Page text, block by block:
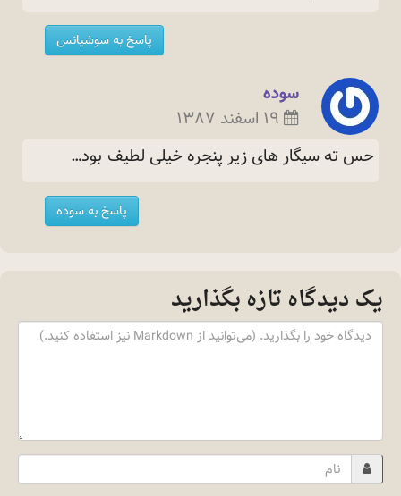
پاسخ به سوشیانس
سوده
۱۹ اسفند ۱۳۸۷
حس ته سیگار های زیر پنجره خیلی لطیف بود…
پاسخ به سوده
یک دیدگاه تازه بگذارید
Content
Name